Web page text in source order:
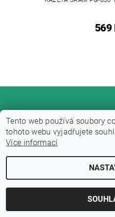
569
2026 © Fitness zone, všechna práva
Tento web používá soubory
tohoto webu vyjadřujete
Více informací